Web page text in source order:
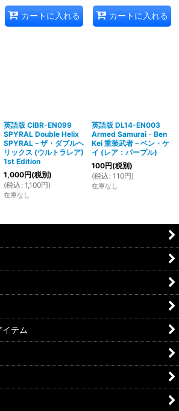
カートに入れる カートに入れる
英語版 CIBR-EN099
SPYRAL Double Helix
SPYRAL－ザ・ダブルヘ
リックス (ウルトラレア)
1st Edition
1,000円(税別)
(税込 : 1,100円)
在庫なし
英語版 DL14-EN003
Armed Samurai - Ben
Kei 重装武者－ベン・ケ
イ (レア：パープル)
100円(税別)
(税込 : 110円)
在庫なし
テム